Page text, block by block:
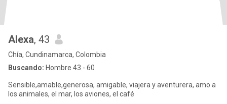
Alexa, 43
Chía, Cundinamarca, Colombia
Buscando: Hombre 43 - 60
Sensible,amable,generosa, amigable, viajera y aventurera, amo a
los animales, el mar, los aviones, el café